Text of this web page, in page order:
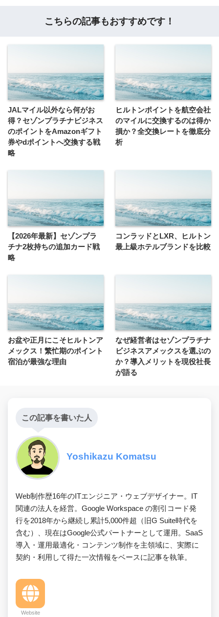
こちらの記事もおすすめです！
JALマイル以外なら何がお
得？セゾンプラチナビジネス
のポイントをAmazonギフト
券やdポイントへ交換する戦
略
ヒルトンポイントを航空会社
のマイルに交換するのは得か
損か？全交換レートを徹底分
析
【2026年最新】セゾンプラ
チナ2枚持ちの追加カード戦
略
コンラッドとLXR、ヒルトン
最上級ホテルブランドを比較
お盆や正月にこそヒルトンア
メックス！繁忙期のポイント
宿泊が最強な理由
なぜ経営者はセゾンプラチナ
ビジネスアメックスを選ぶの
か？導入メリットを現役社長
が語る
この記事を書いた人
Yoshikazu Komatsu
Web制作歴16年のITエンジニア・ウェブデザイナー。IT
関連の法人を経営。Google Workspace の割引コード発
行を2018年から継続し累計5,000件超（旧G Suite時代を
含む）、現在はGoogle公式パートナーとして運用。SaaS
導入・運用最適化・コンテンツ制作を主領域に、実際に
契約・利用して得た一次情報をベースに記事を執筆。
Website